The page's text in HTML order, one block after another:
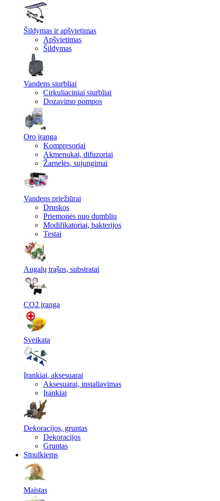
Šildymas ir apšvietimas
Apšvietimas
Šildymas
Vandens siurbliai
Cirkuliaciniai siurbliai
Dozavimo pompos
Oro įranga
Kompresoriai
Akmenukai, difuzoriai
Žarnelės, sujungimai
Vandens priežiūrai
Druskos
Priemonės nuo dumblių
Modifikatoriai, bakterijos
Testai
Augalų trąšos, substratai
CO2 įranga
Sveikata
Įrankiai, aksesuarai
Aksesuarai, instaliavimas
Įrankiai
Dekoracijos, gruntas
Dekoracijos
Gruntas
Smulkiems
Maistas